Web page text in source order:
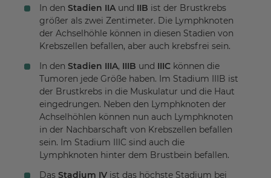
In den Stadien IIAund IIB ist der Brustkrebs
größer als zwei Zentimeter. Die Lymphknoten
der Achselhöhle können in diesen Stadien von
Krebszellen befallen, aber auch krebsfrei sein.
In den Stadien IIIA, IIIB und IIIC können die
Tumoren jede Größe haben. Im Stadium IIIB ist
der Brustkrebs in die Muskulatur und die Haut
eingedrungen. Neben den Lymphknoten der
Achselhöhlen können nun auch Lymphknoten
in der Nachbarschaft von Krebszellen befallen
sein. Im Stadium IIIC sind auch die
Lymphknoten hinter dem Brustbein befallen.
Das Stadium IV ist das höchste Stadium bei